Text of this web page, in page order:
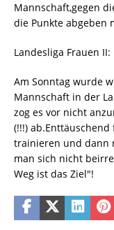
Mannschaft,gegen
die Punkte abgeben
Landesliga Frauen II:
Am Sonntag wurde
Mannschaft in der
zog es vor nicht
(!!!)
trainieren und dann
man sich nicht
Weg ist das Ziel"!